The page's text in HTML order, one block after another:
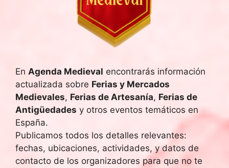
En Agenda Medieval encontrarás información
actualizada sobre Ferias y Mercados
Medievales, Ferias de Artesanía, Ferias de
Antigüedades y otros eventos temáticos en
España.
Publicamos todos los detalles relevantes:
fechas, ubicaciones, actividades, y datos de
contacto de los organizadores para que no te